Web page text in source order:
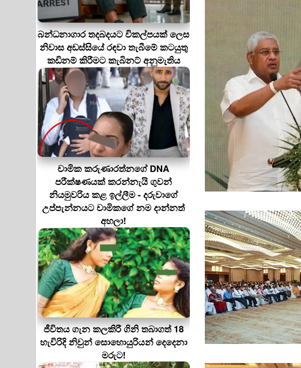
බන්ධනාගාර තදබදයට විකල්පයක් ලෙස
නිවාස අඩස්සියේ රඳවා තැබීමේ කටයුතු
කඩිනම් කිරීමට කැබිනට් අනුමැතිය
චාමික කරුණාරත්නගේ DNA
පරීක්ෂණයක් කරන්නැයි ගුවන්
නියමුවරිය කළ ඉල්ලීම - දරුවාගේ
උප්පැන්නයට චාමිකගේ නම දාන්නත්
අහලා!
ජීවිතය ගැන කලකිරී ගිනි තබාගත් 18
හැවිරිදි නිවුන් සොහොයුරියන් දෙදෙනා
මරුට!